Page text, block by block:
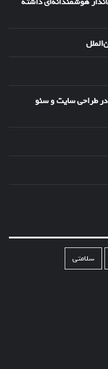
طراحی سایت و سئو
سلامتی